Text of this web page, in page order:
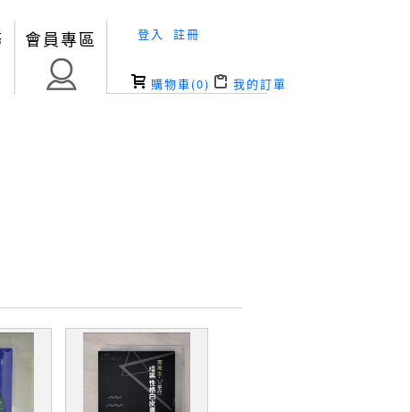
會員專區 登入 註冊
購物車(0) 我的訂單